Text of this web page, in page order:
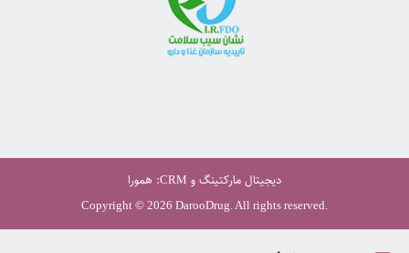
دیجیتال مارکتینگ و CRM
: همورا
Copyright © 2026 DarooDrug. All rights reserved.